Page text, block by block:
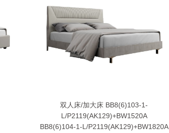
双人床/加大床 BB8(6)103-1-
L/P2119(AK129)+BW1520A
BB8(6)104-1-L/P2119(AK129)+BW1820A